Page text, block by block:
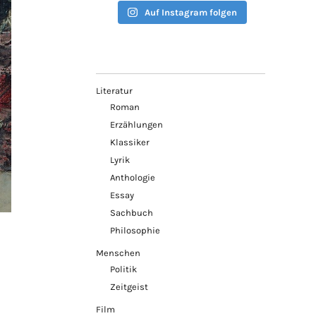
Auf Instagram folgen
Literatur
Roman
Erzählungen
Klassiker
Lyrik
Anthologie
Essay
Sachbuch
Philosophie
Menschen
Politik
Zeitgeist
Film